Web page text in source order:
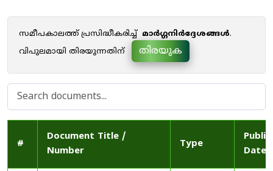
സമീപകാലത്ത് പ്രസിദ്ധീകരിച്ച് മാർഗ്ഗനിർദ്ദേശങ്ങൾ.
വിപുലമായി തിരയുന്നതിന്
തിരയുക
#
Document Title /
Number
Type
Date